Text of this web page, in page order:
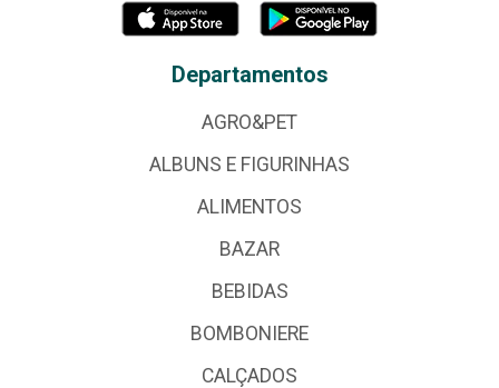
Departamentos
AGRO&PET
ALBUNS E FIGURINHAS
ALIMENTOS
BAZAR
BEBIDAS
BOMBONIERE
CALÇADOS